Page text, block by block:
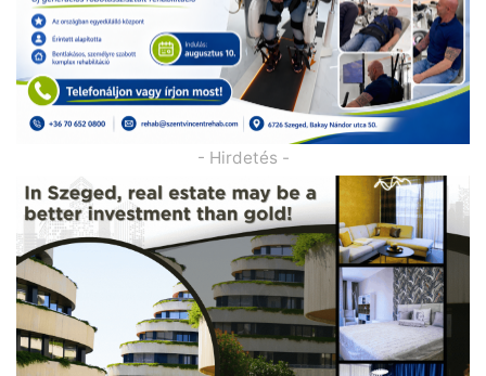
- Hirdetés -